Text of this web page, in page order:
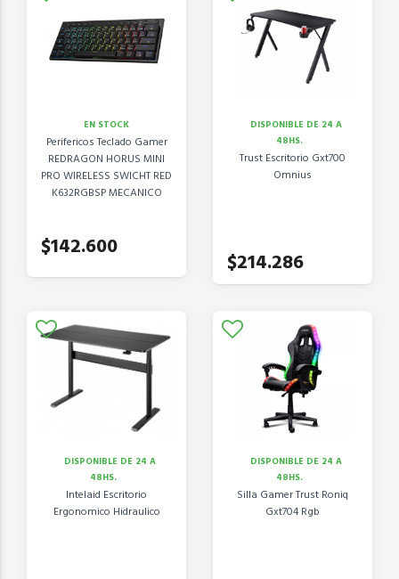
EN STOCK
Perifericos Teclado Gamer
REDRAGON HORUS MINI
PRO WIRELESS SWICHT RED
K632RGBSP MECANICO
$142.600
DISPONIBLE DE 24 A
48HS.
Trust Escritorio Gxt700
Omnius
$214.286
DISPONIBLE DE 24 A
48HS.
Intelaid Escritorio
Ergonomico Hidraulico
DISPONIBLE DE 24 A
48HS.
Silla Gamer Trust Roniq
Gxt704 Rgb